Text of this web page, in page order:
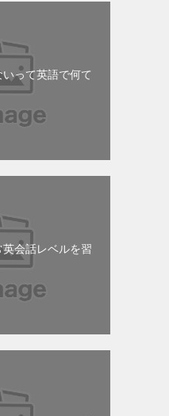
って英語で何て
会話レベルを習